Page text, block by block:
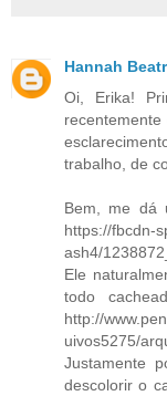
Hannah
Oi, Erika!
trabalho, de
Bem, me dá
https://fbcdn-
ash4/
Ele
todo
http://
uivos5275/
Justamente
descolorir o